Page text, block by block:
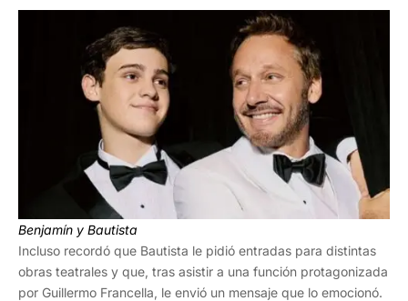
Benjamín y Bautista
Incluso recordó que Bautista le pidió entradas para distintas
obras teatrales y que, tras asistir a una función protagonizada
por Guillermo Francella, le envió un mensaje que lo emocionó.